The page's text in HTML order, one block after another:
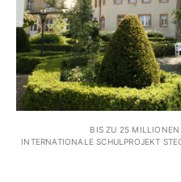
BIS ZU 25 MILLIONEN
INTERNATIONALE SCHULPROJEKT